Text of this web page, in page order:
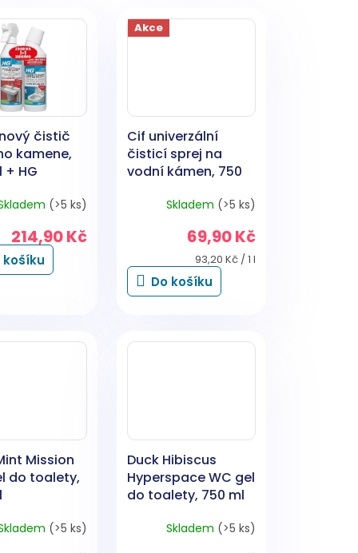
čistič
kamene,
+ HG
500 ml(>5 ks)
214,90 Kč
košíku
Akce
Cif univerzální
čisticí sprej na
vodní kámen, 750
Skladem (>5 ks)
69,90 Kč
Měrná
cena:
93,20 Kč / 1 l
Do košíku
Mission
do toalety,
(>5 ks)
Duck Hibiscus
Hyperspace WC gel
do toalety, 750 ml
Skladem (>5 ks)